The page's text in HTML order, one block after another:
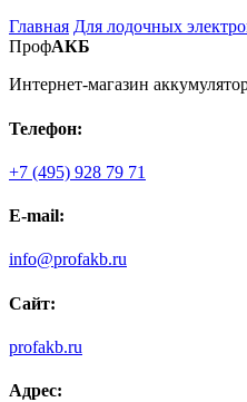
Главная Для лодочных
ПрофАКБ
Интернет-магазин
Телефон:
+7 (495) 928 79 71
E-mail:
info@profakb.ru
Сайт:
profakb.ru
Адрес: